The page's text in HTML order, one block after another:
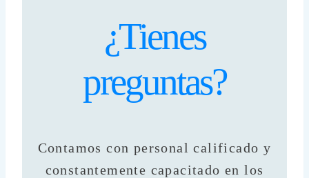
¿Tienes
preguntas?
Contamos con personal calificado y
constantemente capacitado en los